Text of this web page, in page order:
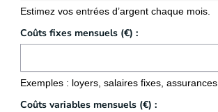
Estimez vos entrées d’argent chaque mois.
Coûts fixes mensuels (€) :
Exemples : loyers, salaires fixes, assurances.
Coûts variables mensuels (€) :